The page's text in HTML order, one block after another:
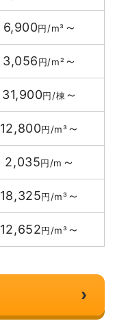
6,900円/m³ ～
3,056円/m² ～
31,900円/棟～
12,800円/m³～
2,035円/m ～
18,325円/m³～
12,652円/m³～
›